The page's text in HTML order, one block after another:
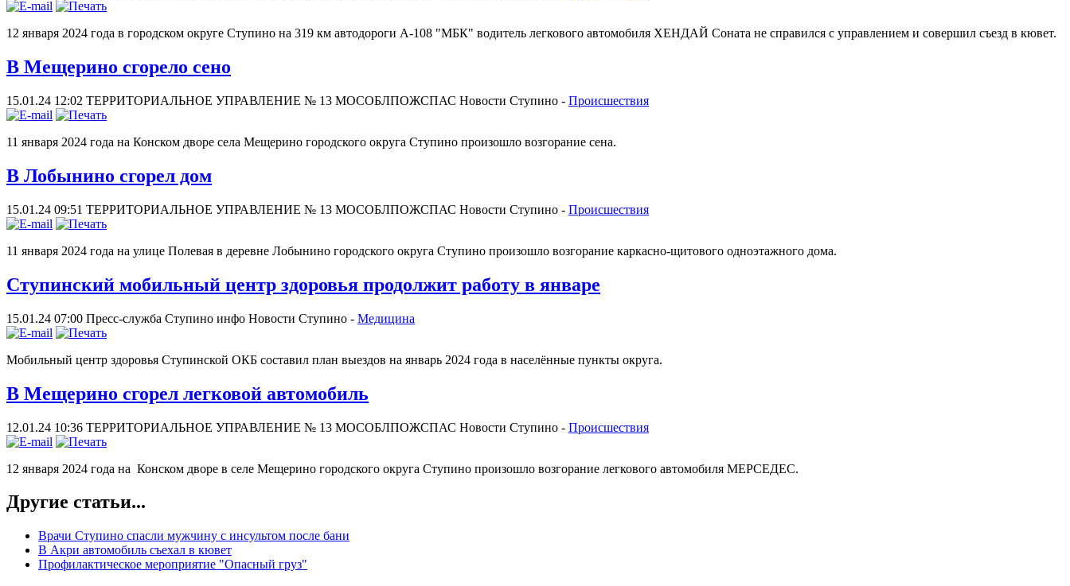
12 января 2024 года в городском округе Ступино на 319 км автодороги А-108 "МБК" водитель легкового автомобиля ХЕНДАЙ Соната не справился с управлением и совершил съезд в кювет.
В Мещерино сгорело сено
15.01.24 12:02 ТЕРРИТОРИАЛЬНОЕ УПРАВЛЕНИЕ № 13 МОСОБЛПОЖСПАС Новости Ступино - Происшествия
11 января 2024 года на Конском дворе села Мещерино городского округа Ступино произошло возгорание сена.
В Лобынино сгорел дом
15.01.24 09:51 ТЕРРИТОРИАЛЬНОЕ УПРАВЛЕНИЕ № 13 МОСОБЛПОЖСПАС Новости Ступино - Происшествия
11 января 2024 года на улице Полевая в деревне Лобынино городского округа Ступино произошло возгорание каркасно-щитового одноэтажного дома.
Ступинский мобильный центр здоровья продолжит работу в январе
15.01.24 07:00 Пресс-служба Ступино инфо Новости Ступино - Медицина
Мобильный центр здоровья Ступинской ОКБ составил план выездов на январь 2024 года в населённые пункты округа.
В Мещерино сгорел легковой автомобиль
12.01.24 10:36 ТЕРРИТОРИАЛЬНОЕ УПРАВЛЕНИЕ № 13 МОСОБЛПОЖСПАС Новости Ступино - Происшествия
12 января 2024 года на Конском дворе в селе Мещерино городского округа Ступино произошло возгорание легкового автомобиля МЕРСЕДЕС.
Другие статьи...
Врачи Ступино спасли мужчину с инсультом после бани
В Акри автомобиль съехал в кювет
Профилактическое мероприятие "Опасный груз"